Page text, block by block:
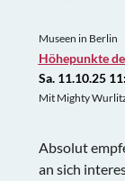
Museen in Berlin
Höhepunkte
Sa. 11.10.25
Mit Mighty
Absolut
an sich